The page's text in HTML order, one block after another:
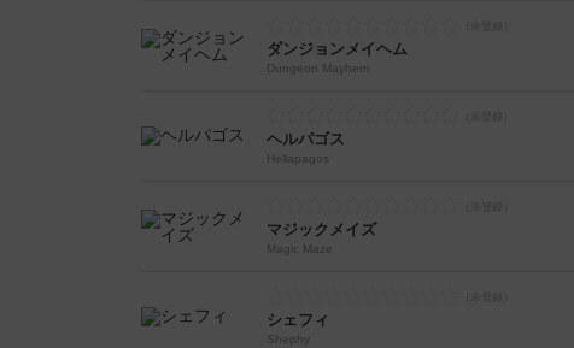
ダンジョンメイヘム
Dungeon Mayhem
ヘルパゴス
Hellapagos
マジックメイズ
Magic Maze
シェフィ
Shephy